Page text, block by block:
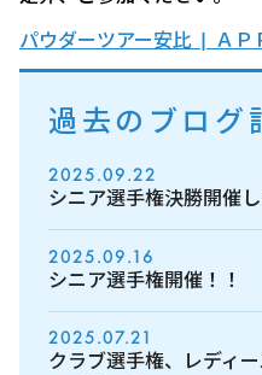
パウダーツアー安比 | Ａ
過去のブログ
2025.09.22
シニア選手権決勝開催し
2025.09.16
シニア選手権開催！！
2025.07.21
クラブ選手権、レディ